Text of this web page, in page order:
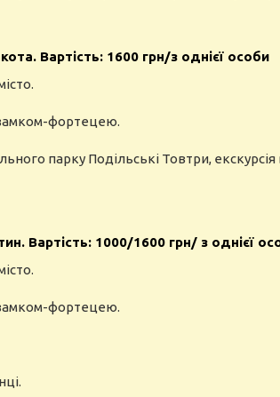
Вартість: 1600 грн/з однієї особи
замком-фортецею.
парку Подільські Товтри,
Вартість: 1000/1600 грн/ з однієї
замком-фортецею.